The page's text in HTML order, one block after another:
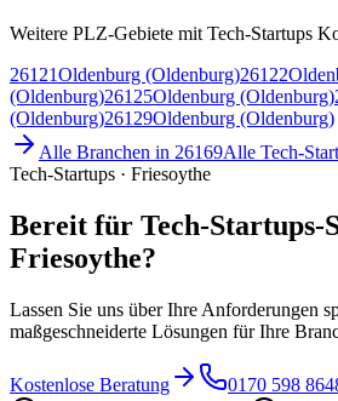
Weitere PLZ-Gebiete mit Tech-Startups
26121Oldenburg (Oldenburg)26122
(Oldenburg)26125Oldenburg (Oldenburg)
(Oldenburg)26129Oldenburg (Oldenburg)
Alle Branchen in 26169Alle Tech-
Tech-Startups · Friesoythe
Bereit für Tech-Startups-
Friesoythe?
Lassen Sie uns über Ihre Anforderungen
maßgeschneiderte Lösungen für Ihre
Kostenlose Beratung
0170 598